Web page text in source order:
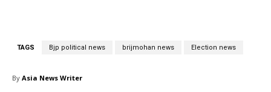
TAGS Bjp political news brijmohan news Election news
By Asia News Writer